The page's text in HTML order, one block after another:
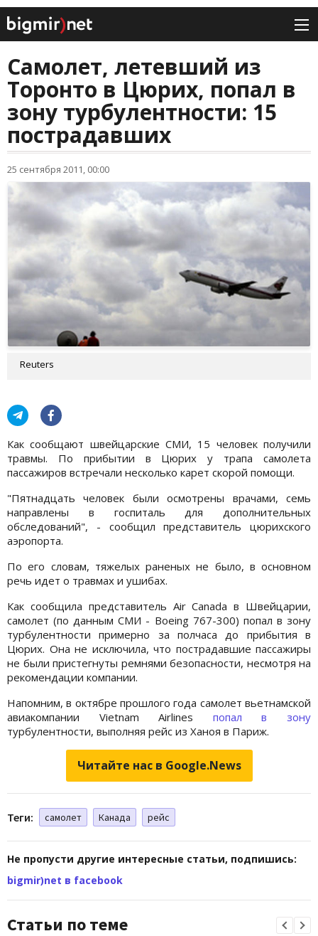
Самолет, летевший из
Торонто в Цюрих, попал в
зону турбулентности: 15
пострадавших
25 сентября 2011, 00:00
Reuters
Как сообщают швейцарские СМИ, 15 человек получили
травмы. По прибытии в Цюрих у трапа самолета
пассажиров встречали несколько карет скорой помощи.
"Пятнадцать человек были осмотрены врачами, семь
направлены в госпиталь для дополнительных
обследований", - сообщил представитель цюрихского
аэропорта.
По его словам, тяжелых раненых не было, в основном
речь идет о травмах и ушибах.
Как сообщила представитель Air Canada в Швейцарии,
самолет (по данным СМИ - Boeing 767-300) попал в зону
турбулентности примерно за полчаса до прибытия в
Цюрих. Она не исключила, что пострадавшие пассажиры
не были пристегнуты ремнями безопасности, несмотря на
рекомендации компании.
Напомним, в октябре прошлого года самолет вьетнамской
авиакомпании Vietnam Airlines попал в зону
турбулентности, выполняя рейс из Ханоя в Париж.
Читайте нас в Google.News
Теги: самолет Канада рейс
Не пропусти другие интересные статьи, подпишись:
bigmir)net в facebook
Статьи по теме